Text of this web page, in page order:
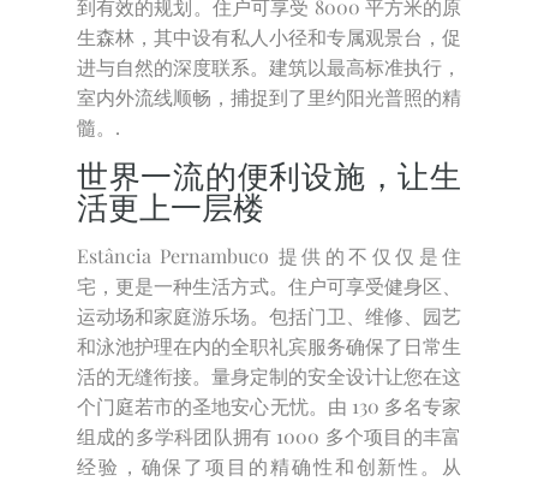
到有效的规划。住户可享受 8000 平方米的原
生森林，其中设有私人小径和专属观景台，促
进与自然的深度联系。建筑以最高标准执行，
室内外流线顺畅，捕捉到了里约阳光普照的精
髓。.
世界一流的便利设施，让生
活更上一层楼
Estância Pernambuco 提供的不仅仅是住
宅，更是一种生活方式。住户可享受健身区、
运动场和家庭游乐场。包括门卫、维修、园艺
和泳池护理在内的全职礼宾服务确保了日常生
活的无缝衔接。量身定制的安全设计让您在这
个门庭若市的圣地安心无忧。由 130 多名专家
组成的多学科团队拥有 1000 多个项目的丰富
经验，确保了项目的精确性和创新性。从